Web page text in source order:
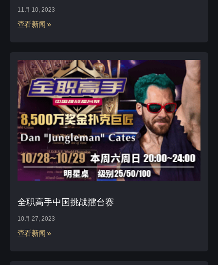
11月 10, 2023
查看新闻 »
全职高手中国挑战擂台赛
10月 27, 2023
查看新闻 »